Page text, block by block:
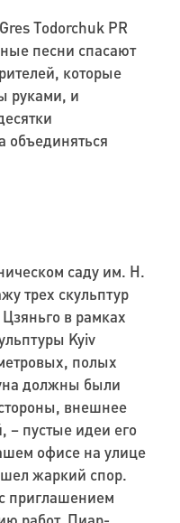
Todorchuk PR
песни спасают
которые
руками, и
объединяться
саду им. Н.
трех скульптур
в рамках
Kyiv
полых
должны были
внешнее
– пустые идеи его
офисе на улице
жаркий спор.
приглашением
работ. Пиар-